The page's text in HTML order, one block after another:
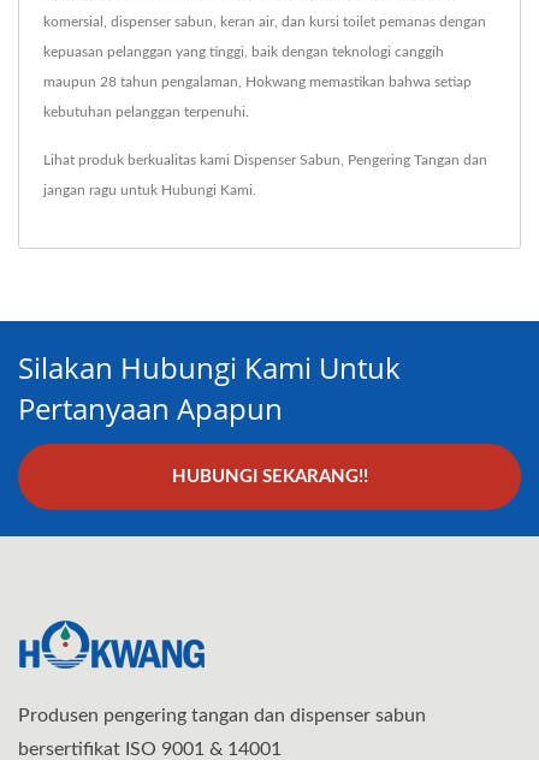
komersial, dispenser sabun, keran air, dan kursi toilet pemanas dengan
kepuasan pelanggan yang tinggi, baik dengan teknologi canggih
maupun 28 tahun pengalaman, Hokwang memastikan bahwa setiap
kebutuhan pelanggan terpenuhi.
Lihat produk berkualitas kami Dispenser Sabun Pengering Tangan dan
jangan ragu untuk Hubungi Kami
Silakan Hubungi Kami Untuk
Pertanyaan Apapun
HUBUNGI SEKARANG!!
Produsen pengering tangan dan dispenser sabun
bersertifikat ISO 9001 & 14001